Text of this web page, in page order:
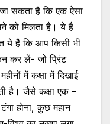
सकता है कि एक ऐसा
को मिलता है। ये है
ये है कि आप किसी भी
कर लें- जो प्रिंट
में कक्षा में दिखाई
है। जैसे कक्षा एक –
टंगा होना, कुछ महान